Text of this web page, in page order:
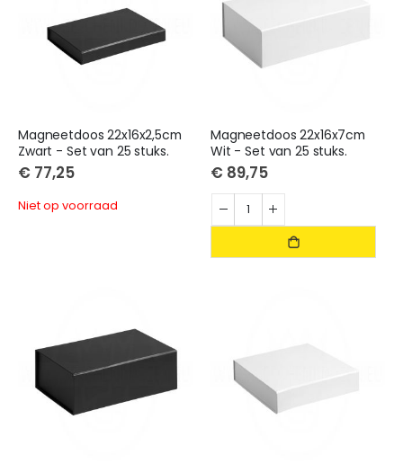
Magneetdoos 22x16x2,5cm
Zwart - Set van 25 stuks.
€ 77,25
Niet op voorraad
Magneetdoos 22x16x7cm
Wit - Set van 25 stuks.
€ 89,75